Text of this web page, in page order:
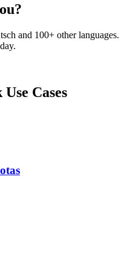
and 100+ other languages.
Use Cases